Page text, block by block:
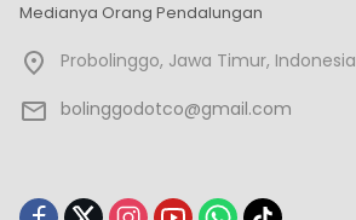
Medianya Orang Pendalungan
Probolinggo, Jawa Timur, Indonesia
bolinggodotco@gmail.com